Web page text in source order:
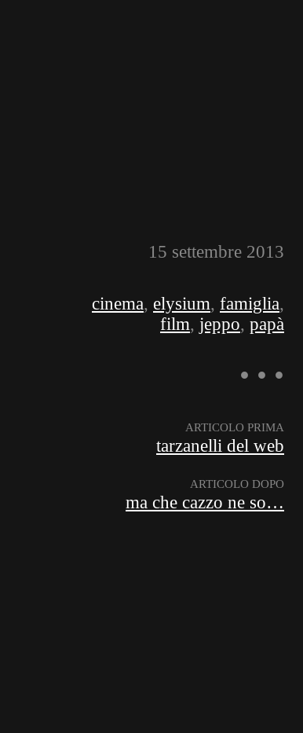
15 settembre 2013
cinema, elysium, famiglia,
film, jeppo, papà
ARTICOLO PRIMA
tarzanelli del web
ARTICOLO DOPO
ma che cazzo ne so…